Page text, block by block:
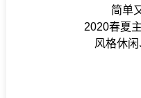
简单
2020春夏
风格休闲